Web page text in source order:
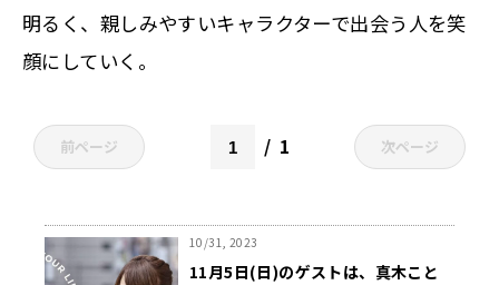
明るく、親しみやすいキャラクターで出会う人を笑
顔にしていく。
前ページ 1 次ページ
10/31, 2023
11月5日(日)のゲストは、真木こと